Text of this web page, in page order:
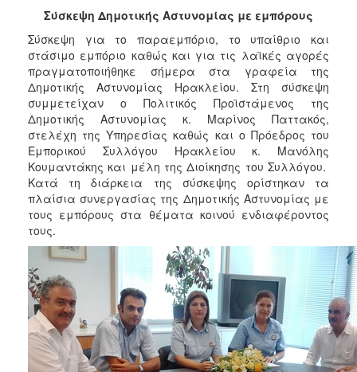
2017
2016
2015
2013
2012
2011
2010
2006
ΔΗΜΟΤΗΣ
ΕΠΙΣΚΕΠΤΗΣ
ΗΡΑΚΛΕΙΟ
Σύσκεψη Δημοτικής Αστυνομίας με εμπόρους
Σύσκεψη για το παραεμπόριο, το υπαίθριο και
στάσιμο εμπόριο καθώς και για τις λαϊκές αγορές
πραγματοποιήθηκε σήμερα στα γραφεία της
Δημοτικής Αστυνομίας Ηρακλείου. Στη σύσκεψη
συμμετείχαν ο Πολιτικός Προϊστάμενος της
Δημοτικής Αστυνομίας κ. Μαρίνος Παττακός,
στελέχη της Υπηρεσίας καθώς και ο Πρόεδρος του
Εμπορικού Συλλόγου Ηρακλείου κ. Μανόλης
Κουμαντάκης και μέλη της Διοίκησης του Συλλόγου.
Κατά τη διάρκεια της σύσκεψης ορίστηκαν τα
πλαίσια συνεργασίας της Δημοτικής Αστυνομίας με
τους εμπόρους στα θέματα κοινού ενδιαφέροντος
τους.